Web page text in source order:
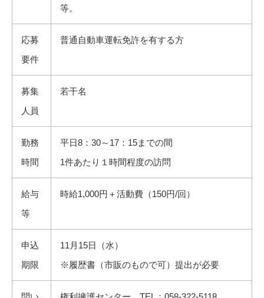
等。
応募
要件
普通自動車運転免許を有する方
募集
人員
若干名
勤務
時間
平日8：30～17：15までの間
1件あたり１時間程度の訪問
給与
等
時給1,000円＋活動費（150円/回）
申込
期限
11月15日（水）
※履歴書（市販のもので可）提出が必要